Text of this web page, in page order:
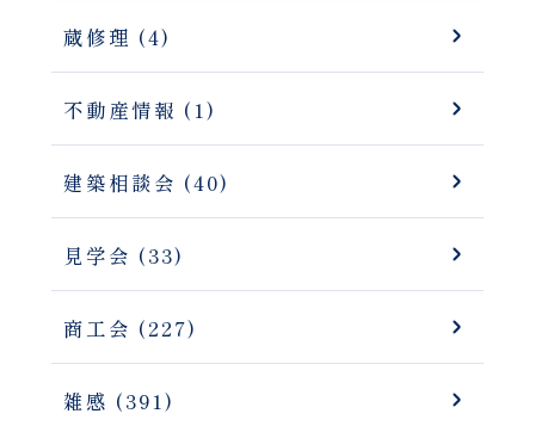
蔵修理 (4)
不動産情報 (1)
建築相談会 (40)
見学会 (33)
商工会 (227)
雑感 (391)